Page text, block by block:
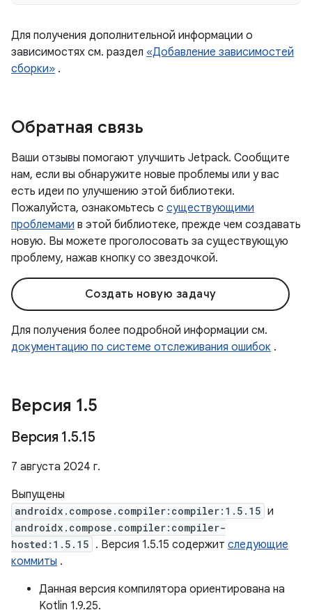
Для получения дополнительной информации о
зависимостях см. раздел «Добавление зависимостей
сборки» .
Обратная связь
Ваши отзывы помогают улучшить Jetpack. Сообщите
нам, если вы обнаружите новые проблемы или у вас
есть идеи по улучшению этой библиотеки.
Пожалуйста, ознакомьтесь с существующими
проблемами в этой библиотеке, прежде чем создавать
новую. Вы можете проголосовать за существующую
проблему, нажав кнопку со звездочкой.
Создать новую задачу
Для получения более подробной информации см.
документацию по системе отслеживания ошибок .
Версия 1.5
Версия 1.5.15
7 августа 2024 г.
Выпущены
androidx.compose.compiler:compiler:1.5.15 и
androidx.compose.compiler:compiler-
hosted:1.5.15 . Версия 1.5.15 содержит следующие
коммиты .
Данная версия компилятора ориентирована на
Kotlin 1.9.25.